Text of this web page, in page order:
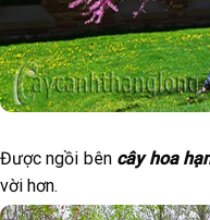
Được ngồi bên cây hoa
vời hơn.